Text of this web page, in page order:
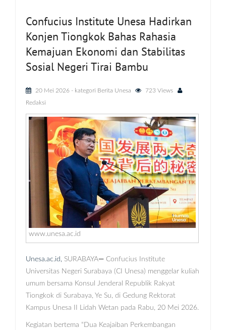
Confucius Institute Unesa Hadirkan
Konjen Tiongkok Bahas Rahasia
Kemajuan Ekonomi dan Stabilitas
Sosial Negeri Tirai Bambu
20 Mei 2026 - kategori Berita Unesa
723 Views
Redaksi
www.unesa.ac.id
Unesa.ac.id, SURABAYA— Confucius Institute
Universitas Negeri Surabaya (CI Unesa) menggelar kuliah
umum bersama Konsul Jenderal Republik Rakyat
Tiongkok di Surabaya, Ye Su, di Gedung Rektorat
Kampus Unesa II Lidah Wetan pada Rabu, 20 Mei 2026.
Kegiatan bertema “Dua Keajaiban Perkembangan